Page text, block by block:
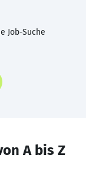
Job-Suche
A bis Z